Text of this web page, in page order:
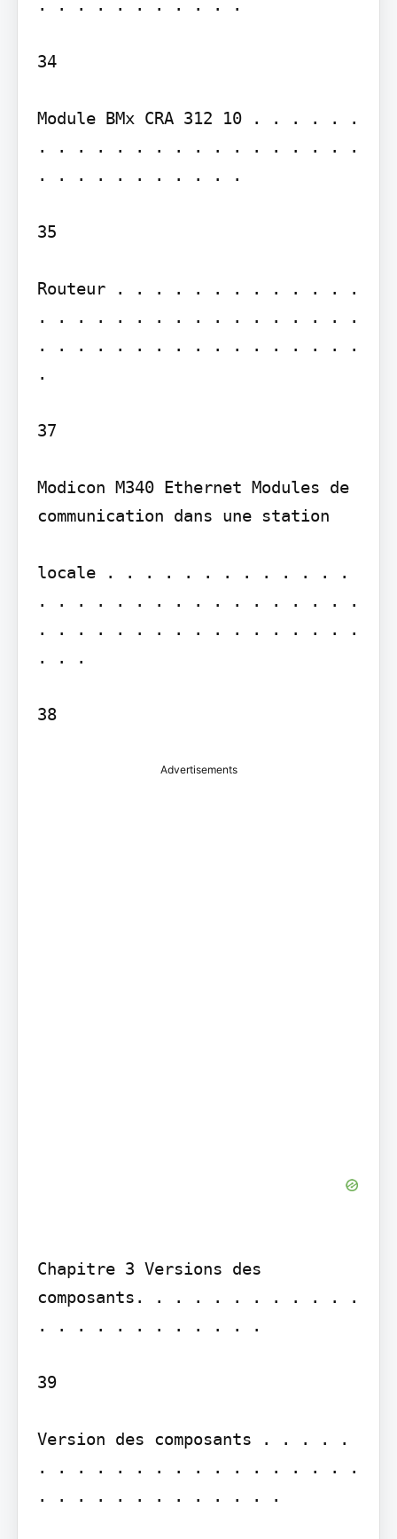
. . . . . . . . . . .
34
Module BMx CRA 312 10 . . . . . .
. . . . . . . . . . . . . . . . .
. . . . . . . . . . .
35
Routeur . . . . . . . . . . . . .
. . . . . . . . . . . . . . . . .
. . . . . . . . . . . . . . . . .
.
37
Modicon M340 Ethernet Modules de
communication dans une station
locale . . . . . . . . . . . . .
. . . . . . . . . . . . . . . . .
. . . . . . . . . . . . . . . . .
. . .
38
Advertisements
Chapitre 3 Versions des
composants. . . . . . . . . . . .
. . . . . . . . . . . .
39
Version des composants . . . . .
. . . . . . . . . . . . . . . . .
. . . . . . . . . . . . .